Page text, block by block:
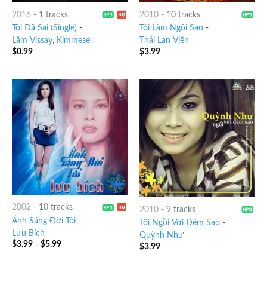
2016- 1 tracks
Tôi Đã Sai (Single) -
Lâm Vissay, Kimmese
$0.99
2010- 10 tracks
Tôi Làm Ngôi Sao-
Thái Lan Viên
$3.99
2002- 10 tracks
Ánh Sáng Đời Tôi-
Lưu Bích
$3.99- $5.99
2010- 9 tracks
Tôi Ngồi Với Đêm Sao-
Quỳnh Như
$3.99